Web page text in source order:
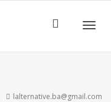
lalternative.ba@gmail.com